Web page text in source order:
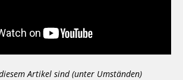
Artikel sind (unter Umständen)